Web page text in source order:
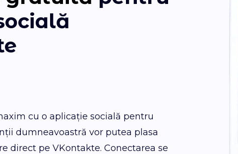
cu o aplicație socială pentru
dumneavoastră vor putea plasa
direct pe VKontakte. Conectarea se